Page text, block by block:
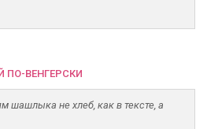
ПО-ВЕНГЕРСКИ
шашлыка не хлеб, как в тексте, а